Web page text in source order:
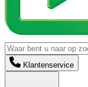
Klantenservice